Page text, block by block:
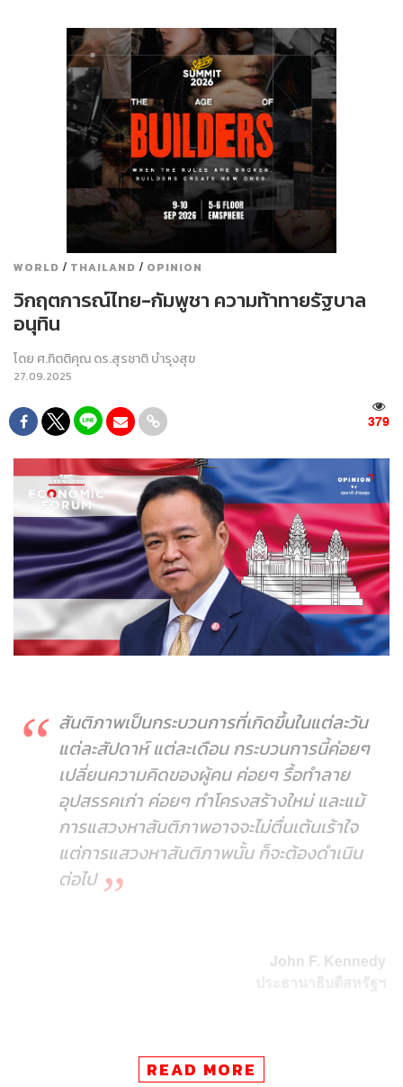
WORLD / THAILAND / OPINION
วิกฤตการณ์ไทย-กัมพูชา ความท้าทายรัฐบาล
อนุทิน
โดย ศ.กิตติคุณ ดร.สุรชาติ บำรุงสุข
27.09.2025
379
สันติภาพเป็นกระบวนการที่เกิดขึ้นในแต่ละวัน
แต่ละสัปดาห์ แต่ละเดือน กระบวนการนี้ค่อยๆ
เปลี่ยนความคิดของผู้คน ค่อยๆ รื้อทำลาย
อุปสรรคเก่า ค่อยๆ ทำโครงสร้างใหม่ และแม้
การแสวงหาสันติภาพอาจจะไม่ตื่นเต้นเร้าใจ
แต่การแสวงหาสันติภาพนั้น ก็จะต้องดำเนิน
ต่อไป
John F. Kennedy
ประธานาธิบดีสหรัฐฯ
ภาษาที่สื่อสารด้วยความกลัวในแบบของ
READ MORE